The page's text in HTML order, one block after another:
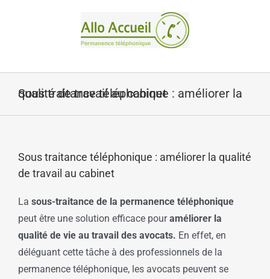
Sous traitance téléphonique : améliorer la qualité de travail au cabinet
Sous traitance téléphonique : améliorer la qualité
de travail au cabinet
La sous-traitance de la permanence téléphonique
peut être une solution efficace pouraméliorer la
qualité de vie au travail des avocats. En effet, en
déléguant cette tâche à des professionnels de la
permanence téléphonique, les avocats peuvent se